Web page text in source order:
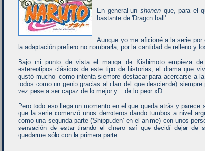
En general un shonenque, para el
bastante de 'Dragon ball'
Aunque yo me aficioné a la serie
la adaptación prefiero no nombrarla, por la cantidad de relleno y
Bajo mi punto de vista el manga de Kishimoto empieza
estereotipos clásicos de este tipo de historias, el drama que
gustó mucho, como intenta siempre destacar para acercarse a
todos como un genio gracias al clan del que desciende)
vez pese a ser capaz de lo mejor y... de lo peor xD
Pero todo eso llega un momento en el que queda atrás y
que la serie comenzó unos derroteros dando tumbos a nivel
como una segunda parte ('Shippuden' en el anime) con unos
sensación de estar tirando el dinero así que decidí dejar de
quedarme sólo con la primera parte.